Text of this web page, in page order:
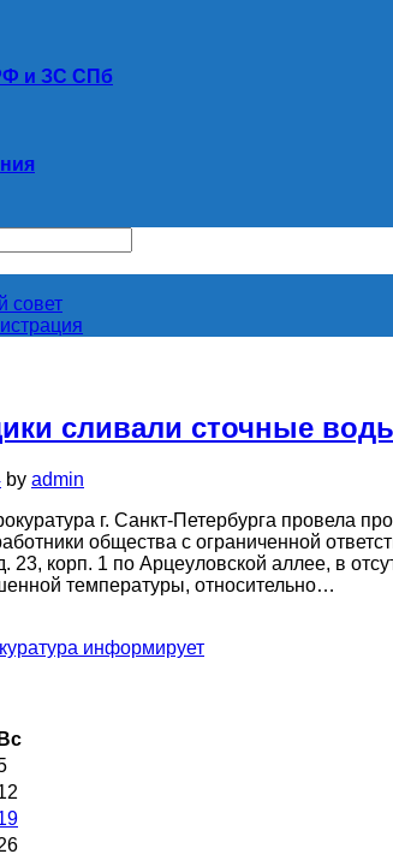
и ЗС СПб
совет
сливали сточные
by admin
г. Санкт-Петербурга провела
общества с ограниченной
23, корп. 1 по Арцеуловской аллее, в
температуры, относительно…
информирует
Вс